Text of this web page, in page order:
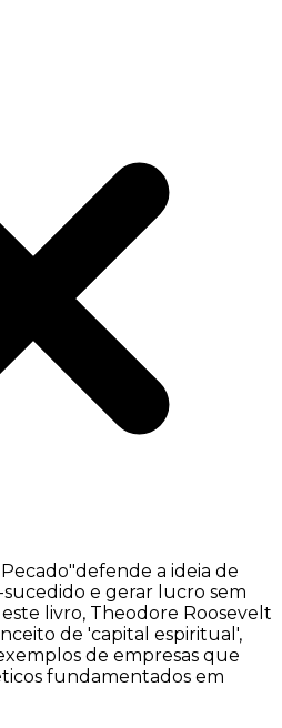
a ideia de
e gerar lucro sem
livro, Theodore Roosevelt
de 'capital espiritual',
de empresas que
fundamentados em